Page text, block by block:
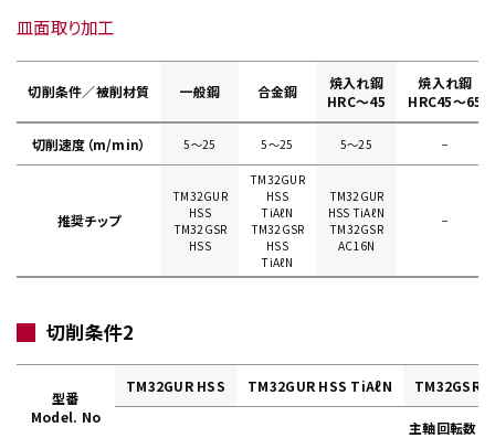
皿面取り加工
切削条件／被削材質 一般鋼 合金鋼
焼入れ鋼
HRC～45
焼入れ鋼
HRC45～65
切削速度（m/min） 5〜25 5〜25 5〜25 −
推奨チップ
TM32GUR
HSS
TM32GSR
HSS
TM32GUR
HSS
TiAℓN
TM32GSR
HSS
TiAℓN
TM32GUR
HSS TiAℓN
TM32GSR
AC16N
−
切削条件2
型番
Model. No
TM32GUR HSS TM32GUR HSS TiAℓN TM32GSR
主軸回転数（